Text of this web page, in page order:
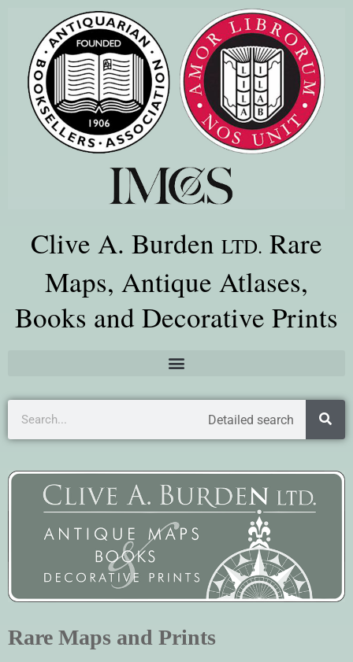
Clive A. Burden LTD. Rare
Maps, Antique Atlases,
Books and Decorative Prints
Detailed search
Rare Maps and Prints